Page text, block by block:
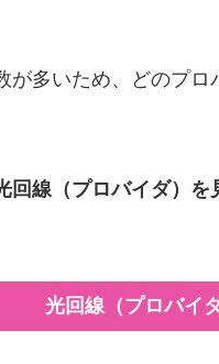
が多いため、どのプ
回線（プロバイダ）
光回線（プロバイ